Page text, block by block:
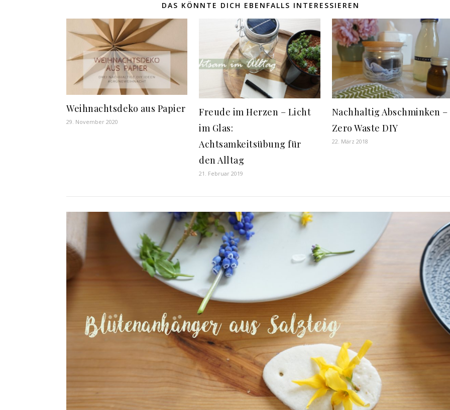
DAS KÖNNTE DICH EBENFALLS INTERESSIEREN
Weihnachtsdeko aus Papier
29. November 2020
Freude im Herzen – Licht
im Glas:
Achtsamkeitsübung für
den Alltag
21. Februar 2019
Nachhaltig Abschminken –
Zero Waste DIY
22. März 2018